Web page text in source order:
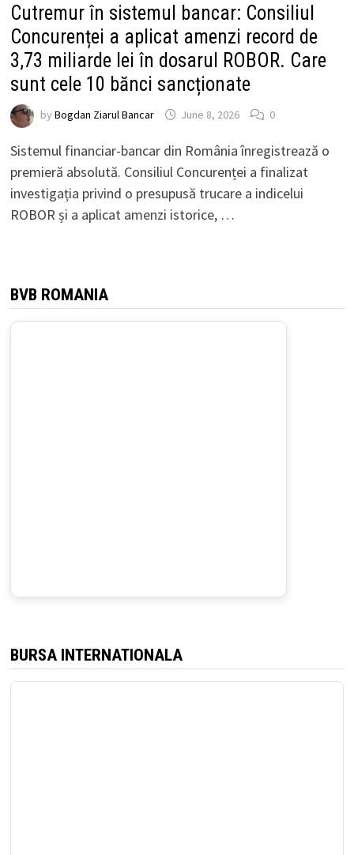
Cutremur în sistemul bancar: Consiliul
Concurenței a aplicat amenzi record de
3,73 miliarde lei în dosarul ROBOR. Care
sunt cele 10 bănci sancționate
by Bogdan Ziarul Bancar June 8, 2026 0
Sistemul financiar-bancar din România înregistrează o
premieră absolută. Consiliul Concurenței a finalizat
investigația privind o presupusă trucare a indicelui
ROBOR și a aplicat amenzi istorice, …
BVB ROMANIA
BURSA INTERNATIONALA